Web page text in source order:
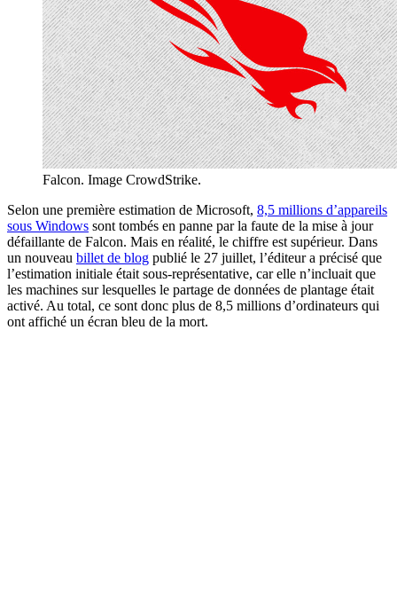
Falcon. Image CrowdStrike.
Selon une première estimation de Microsoft, 8,5 millions d’appareils
sous Windows sont tombés en panne par la faute de la mise à jour
défaillante de Falcon. Mais en réalité, le chiffre est supérieur. Dans
un nouveau billet de blog publié le 27 juillet, l’éditeur a précisé que
l’estimation initiale était sous-représentative, car elle n’incluait que
les machines sur lesquelles le partage de données de plantage était
activé. Au total, ce sont donc plus de 8,5 millions d’ordinateurs qui
ont affiché un écran bleu de la mort.